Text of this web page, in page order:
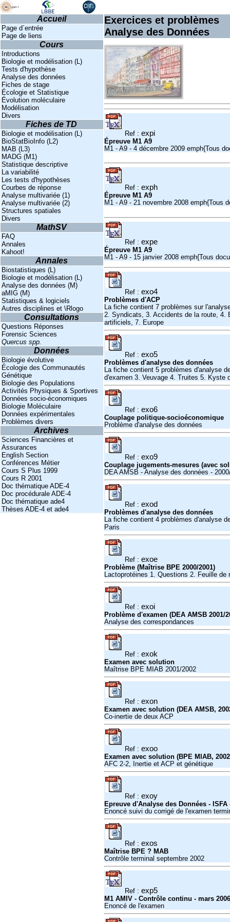
Accueil
Page d´entrée
Page de liens
Cours
Introductions
Biologie et modélisation (L)
Tests d'hypothèse
Analyse des données
Fiches de stage
Écologie et Statistique
Évolution moléculaire
Modélisation
Divers
Fiches de TD
Biologie et modélisation (L)
BioStatBioInfo (L2)
MAB (L3)
MADG (M1)
Statistique descriptive
La variabilité
Les tests d'hypothèses
Courbes de réponse
Analyse multivariée (1)
Analyse multivariée (2)
Structures spatiales
Divers
MathSV
FAQ
Annales
Kahoot!
Annales
Biostatistiques (L)
Biologie et modélisation (L)
Analyse des données (M)
aMIG (M)
Statistiques & logiciels
Autres disciplines et \Rlogo
Consultations
Questions Réponses
Forensic Sciences
Quercus spp.
Données
Biologie évolutive
Écologie des Communautés
Génétique
Biologie des Populations
Activités Physiques & Sportives
Données socio-économiques
Biologie Moléculaire
Données expérimentales
Problèmes divers
Archives
Sciences Financières et
Assurances
English Section
Conférences Métier
Cours S Plus 1999
Cours R 2001
Doc thématique ADE-4
Doc procédurale ADE-4
Doc thématique ade4
Thèses ADE-4 et ade4
Exercices et problèmes
Analyse des Données
Ref : expi
Épreuve M1 A9
M1 - A9 - 4 décembre 2009 emph{Tous
Ref : exph
Épreuve M1 A9
M1 - A9 - 21 novembre 2008 emph{Tous
Ref : expe
Épreuve M1 A9
M1 - A9 - 15 janvier 2008 emph{Tous
Ref : exo4
Problèmes d'ACP
La fiche contient 7 problèmes sur
2. Syndicats, 3. Accidents de la route, 4.
artificiels, 7. Europe
Ref : exo5
Problèmes d'analyse des données
La fiche contient 5 problèmes d'analyse
d'examen 3. Veuvage 4. Truites 5. Kyste
Ref : exo6
Couplage politique-socioéconomique
Problème d'analyse des données
Ref : exo9
Couplage jugements-mesures (avec
DEA AMSB - Analyse des données -
Ref : exod
Problèmes d'analyse des données
La fiche contient 4 problèmes d'analyse
Paris
Ref : exoe
Problème (Maîtrise BPE 2000/2001)
Lactoprotéines 1. Questions 2. Feuille de
Ref : exoi
Problème d'examen (DEA AMSB 2001/
Analyse des correspondances
Ref : exok
Examen avec solution
Maîtrise BPE MIAB 2001/2002
Ref : exon
Examen avec solution (DEA AMSB,
Co-inertie de deux ACP
Ref : exoo
Examen avec solution (BPE MIAB,
AFC 2-2, Inertie et ACP et génétique
Ref : exoy
Epreuve d'Analyse des Données - ISFA
Enoncé suivi du corrigé de l'examen
Ref : exos
Maîtrise BPE ? MAB
Contrôle terminal septembre 2002
Ref : exp5
M1 AMIV - Contrôle continu - mars 2006
Enoncé de l'examen